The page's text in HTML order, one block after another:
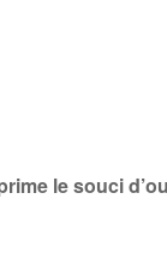
le souci